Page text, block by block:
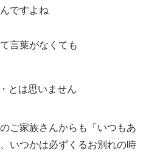
ですよね
言葉がなくても
とは思いません
ご家族さんからも「いつもあ
いつかは必ずくるお別れの時